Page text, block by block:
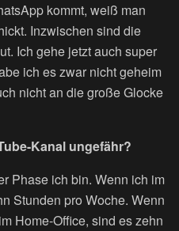
kommt, weiß man
Inzwischen sind die
Ich gehe jetzt auch super
ich es zwar nicht geheim
nicht an die große Glocke
Kanal ungefähr?
Phase ich bin. Wenn ich im
Stunden pro Woche. Wenn
Home-Office, sind es zehn